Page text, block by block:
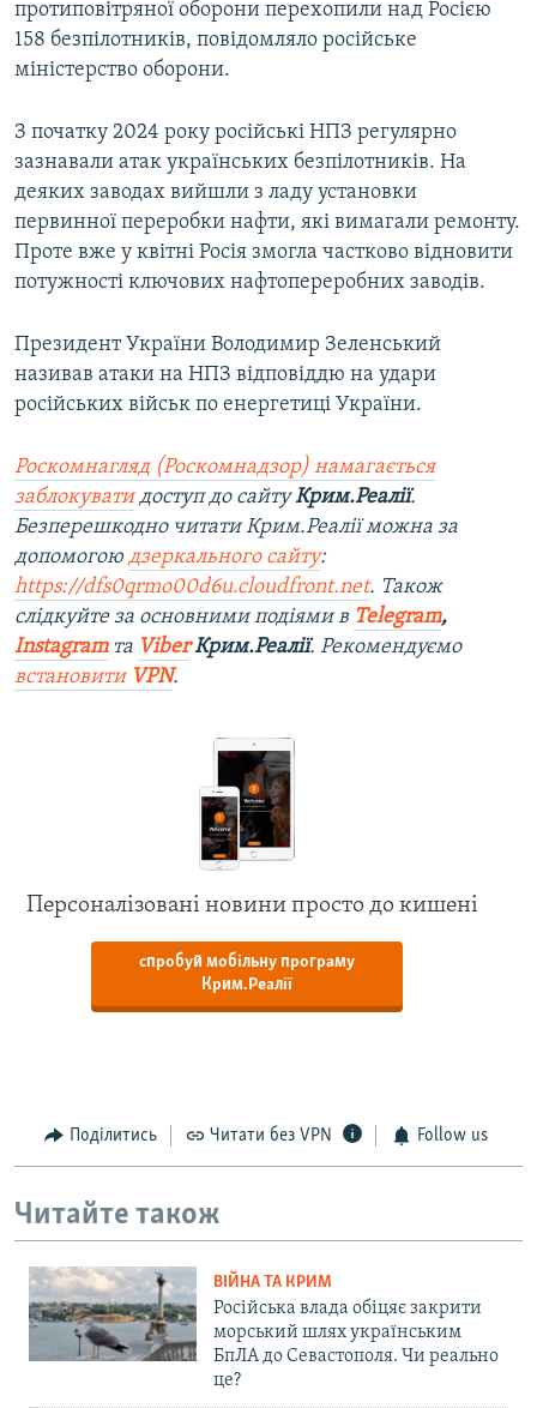
протиповітряної оборони перехопили над Росією
158 безпілотників, повідомляло російське
міністерство оборони.
З початку 2024 року російські НПЗ регулярно
зазнавали атак українських безпілотників. На
деяких заводах вийшли з ладу установки
первинної переробки нафти, які вимагали ремонту.
Проте вже у квітні Росія змогла частково відновити
потужності ключових нафтопереробних заводів.
Президент України Володимир Зеленський
називав атаки на НПЗ відповіддю на удари
російських військ по енергетиці України.
Роскомнагляд (Роскомнадзор) намагається
заблокуватидоступ до сайтуКрим.Реалії.
Безперешкодно читати Крим.Реалії можна за
допомогою дзеркального сайту:
https://dfs0qrmo00d6u.cloudfront.net. Також
слідкуйте за основними подіями в Telegram,
Instagramта ViberКрим.Реалії. Рекомендуємо
встановити VPN.
Персоналізовані новини просто до кишені
спробуй мобільну програму
Крим.Реалії
Поділитись Читати без VPN Follow us
Читайте також
ВІЙНА ТА КРИМ
Російська влада обіцяє закрити
морський шлях українським
БпЛА до Севастополя. Чи реально
це?